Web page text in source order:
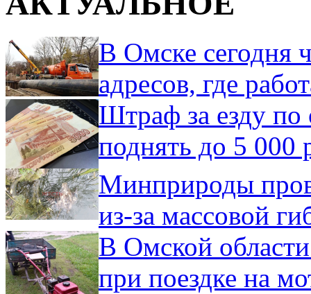
В Омске сегодня
адресов, где
Штраф за езду по
поднять до 5 000
Минприроды
из-за массовой
В Омской
при поездке на